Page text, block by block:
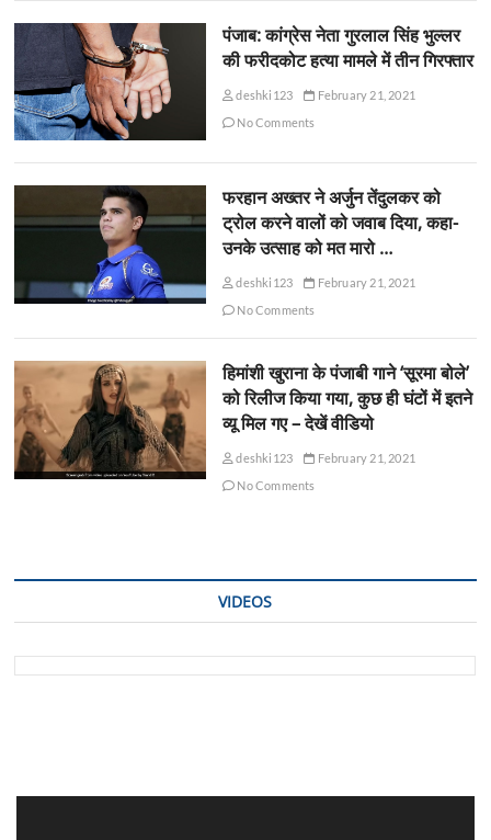
पंजाब: कांग्रेस नेता गुरलाल सिंह भुल्लर
की फरीदकोट हत्या मामले में तीन गिरफ्तार
deshki123
February 21, 2021
No Comments
फरहान अख्तर ने अर्जुन तेंदुलकर को
ट्रोल करने वालों को जवाब दिया, कहा-
उनके उत्साह को मत मारो …
deshki123
February 21, 2021
No Comments
हिमांशी खुराना के पंजाबी गाने ‘सूरमा बोले’
को रिलीज किया गया, कुछ ही घंटों में इतने
व्यू मिल गए – देखें वीडियो
deshki123
February 21, 2021
No Comments
VIDEOS